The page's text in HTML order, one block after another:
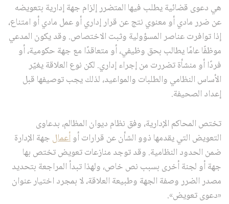
هي دعوى قضائية يطلب فيها المتضرر إلزام جهة إدارية بتعويضه
عن ضرر مادي أو معنوي نتج عن قرار إداري أو عمل مادي أو امتناع،
إذا توافرت عناصر المسؤولية وثبت الاختصاص. وقد يكون المدعي
موظفًا عامًا يطالب بحق وظيفي، أو متعاقدًا مع جهة حكومية، أو
فردًا أو منشأة تضررت من إجراء إداري. لكن نوع العلاقة يغيّر
الأساس النظامي والطلبات والمواعيد، لذلك يجب توصيفها قبل
إعداد الصحيفة.
تختص المحاكم الإدارية، وفق نظام ديوان المظالم، بدعاوى
التعويض التي يقدمها ذوو الشأن عن قرارات أوأعمال جهة الإدارة
ضمن الحدود النظامية. وقد توجد منازعات تعويض تختص بها
جهة أو لجنة أخرى بسبب نص خاص، ولهذا تبدأ المراجعة بتحديد
مصدر الضرر وصفة الجهة وطبيعة العلاقة، لا بمجرد اختيار عنوان
«دعوى تعويض».